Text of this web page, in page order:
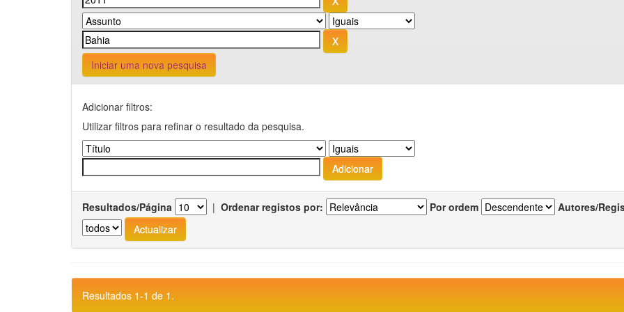
Iniciar uma nova pesquisa
Adicionar filtros:
Utilizar filtros para refinar o resultado da pesquisa.
Resultados/Página | Ordenar registos por: Por ordem Autores/
Resultados 1-1 de 1.